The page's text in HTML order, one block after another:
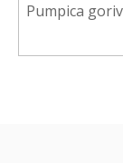
Pumpica